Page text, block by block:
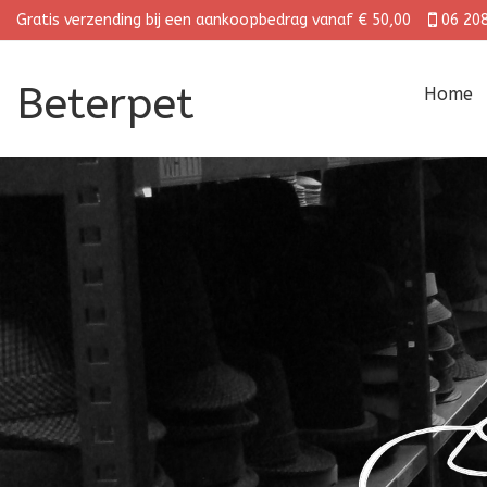
Gratis verzending bij een aankoopbedrag vanaf € 50,00 06
Beterpet Home